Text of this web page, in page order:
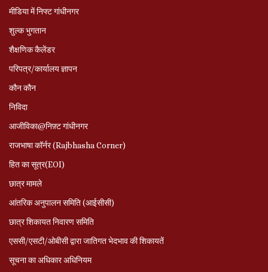
मीडिया में निफ्ट गांधीनगर
शुल्क भुगतान
शैक्षणिक कैलेंडर
परिपत्र/कार्यालय ज्ञापन
कौन कौन
निविदा
आजीविका@निफ़्ट गांधीनगर
राजभाषा कॉर्नर (Rajbhasha Corner)
हित का सूत्र(EOI)
छात्र मामले
आंतरिक अनुपालन समिति (आईसीसी)
छात्र शिकायत निवारण समिति
एससी/एसटी/ओबीसी द्वारा जातिगत भेदभाव की शिकायतें
सूचना का अधिकार अधिनियम